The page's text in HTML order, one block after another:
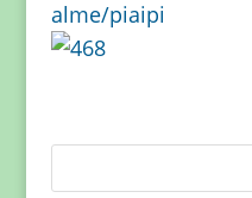
alme/piaipi